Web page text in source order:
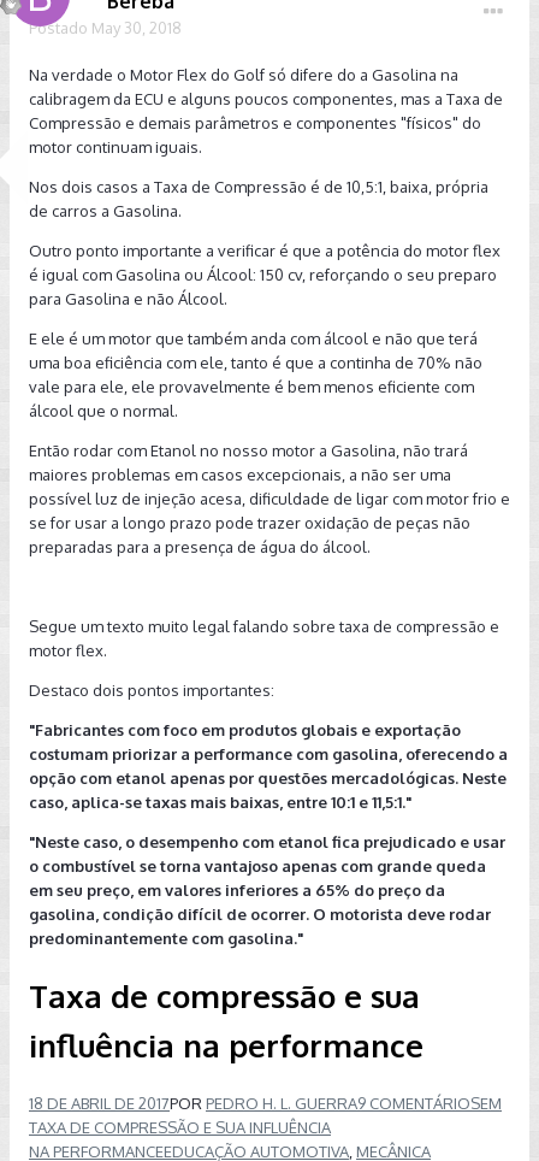
Postado May 30, 2018
Na verdade o Motor Flex do Golf só difere do a Gasolina na
calibragem da ECU e alguns poucos componentes, mas a Taxa de
Compressão e demais parâmetros e componentes "físicos" do
motor continuam iguais.
Nos dois casos a Taxa de Compressão é de 10,5:1, baixa, própria
de carros a Gasolina.
Outro ponto importante a verificar é que a potência do motor flex
é igual com Gasolina ou Álcool: 150 cv, reforçando o seu preparo
para Gasolina e não Álcool.
E ele é um motor que também anda com álcool e não que terá
uma boa eficiência com ele, tanto é que a continha de 70% não
vale para ele, ele provavelmente é bem menos eficiente com
álcool que o normal.
Então rodar com Etanol no nosso motor a Gasolina, não trará
maiores problemas em casos excepcionais, a não ser uma
possível luz de injeção acesa, dificuldade de ligar com motor frio e
se for usar a longo prazo pode trazer oxidação de peças não
preparadas para a presença de água do álcool.
Segue um texto muito legal falando sobre taxa de compressão e
motor flex.
Destaco dois pontos importantes:
"Fabricantes com foco em produtos globais e exportação
costumam priorizar a performance com gasolina, oferecendo a
opção com etanol apenas por questões mercadológicas. Neste
caso, aplica-se taxas mais baixas, entre 10:1 e 11,5:1."
"Neste caso, o desempenho com etanol fica prejudicado e usar
o combustível se torna vantajoso apenas com grande queda
em seu preço, em valores inferiores a 65% do preço da
gasolina, condição difícil de ocorrer. O motorista deve rodar
predominantemente com gasolina."
Taxa de compressão e sua
influência na performance
18 DE ABRIL DE 2017POR PEDRO H. L. GUERRA9 COMENTÁRIOSEM
TAXA DE COMPRESSÃO E SUA INFLUÊNCIA
NA PERFORMANCEEDUCAÇÃO AUTOMOTIVA MECÂNICA